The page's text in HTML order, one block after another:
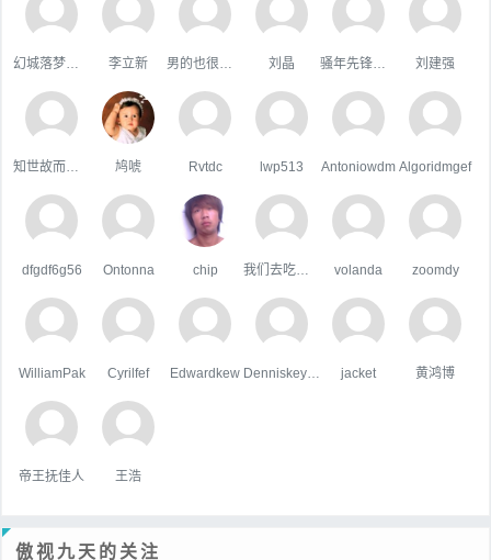
李立新 刘晶 刘建强
鸠唬 Rvtdc lwp513 Antoniowdm Algoridmgef
dfgdf6g56 Ontonna chip volanda zoomdy
WilliamPak Cyrilfef Edwardkew jacket 黄鸿博
帝王抚佳人 王浩
傲视九天的关注